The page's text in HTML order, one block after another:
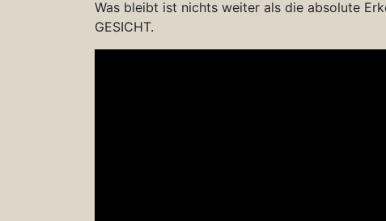
Was bleibt ist nichts weiter als die absolute
GESICHT.